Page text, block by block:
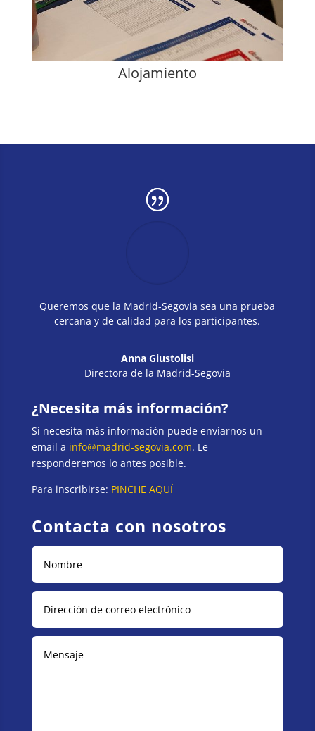
Alojamiento
Queremos que la Madrid-Segovia sea una prueba
cercana y de calidad para los participantes.
Anna Giustolisi
Directora de la Madrid-Segovia
¿Necesita más información?
Si necesita más información puede enviarnos un
email a info@madrid-segovia.com. Le
responderemos lo antes posible.
Para inscribirse: PINCHE AQUÍ
Contacta con nosotros